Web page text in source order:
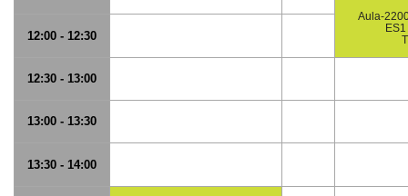
Aula-
12:00 - 12:30
12:30 - 13:00
13:00 - 13:30
13:30 - 14:00